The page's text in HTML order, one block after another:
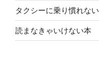
タクシーに乗り慣れない
読まなきゃいけない本